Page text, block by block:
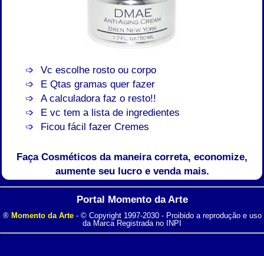
Vc escolhe rosto ou corpo
E Qtas gramas quer fazer
A calculadora faz o resto!!
E vc tem a lista de ingredientes
Ficou fácil fazer Cremes
Faça Cosméticos da maneira correta, economize,
aumente seu lucro e venda mais.
Portal Momento da Arte
® Momento da Arte- © Copyright 1997-2030 - Proibido a reprodução e uso
da Marca Registrada no INPI